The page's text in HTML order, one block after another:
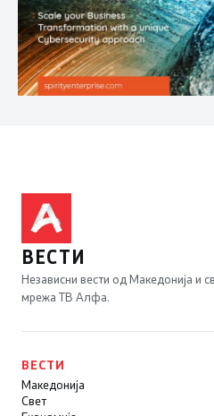
ВЕСТИ
Независни вести од Македонија и
мрежа ТВ Алфа.
ВЕСТИ
Македонија
Свет